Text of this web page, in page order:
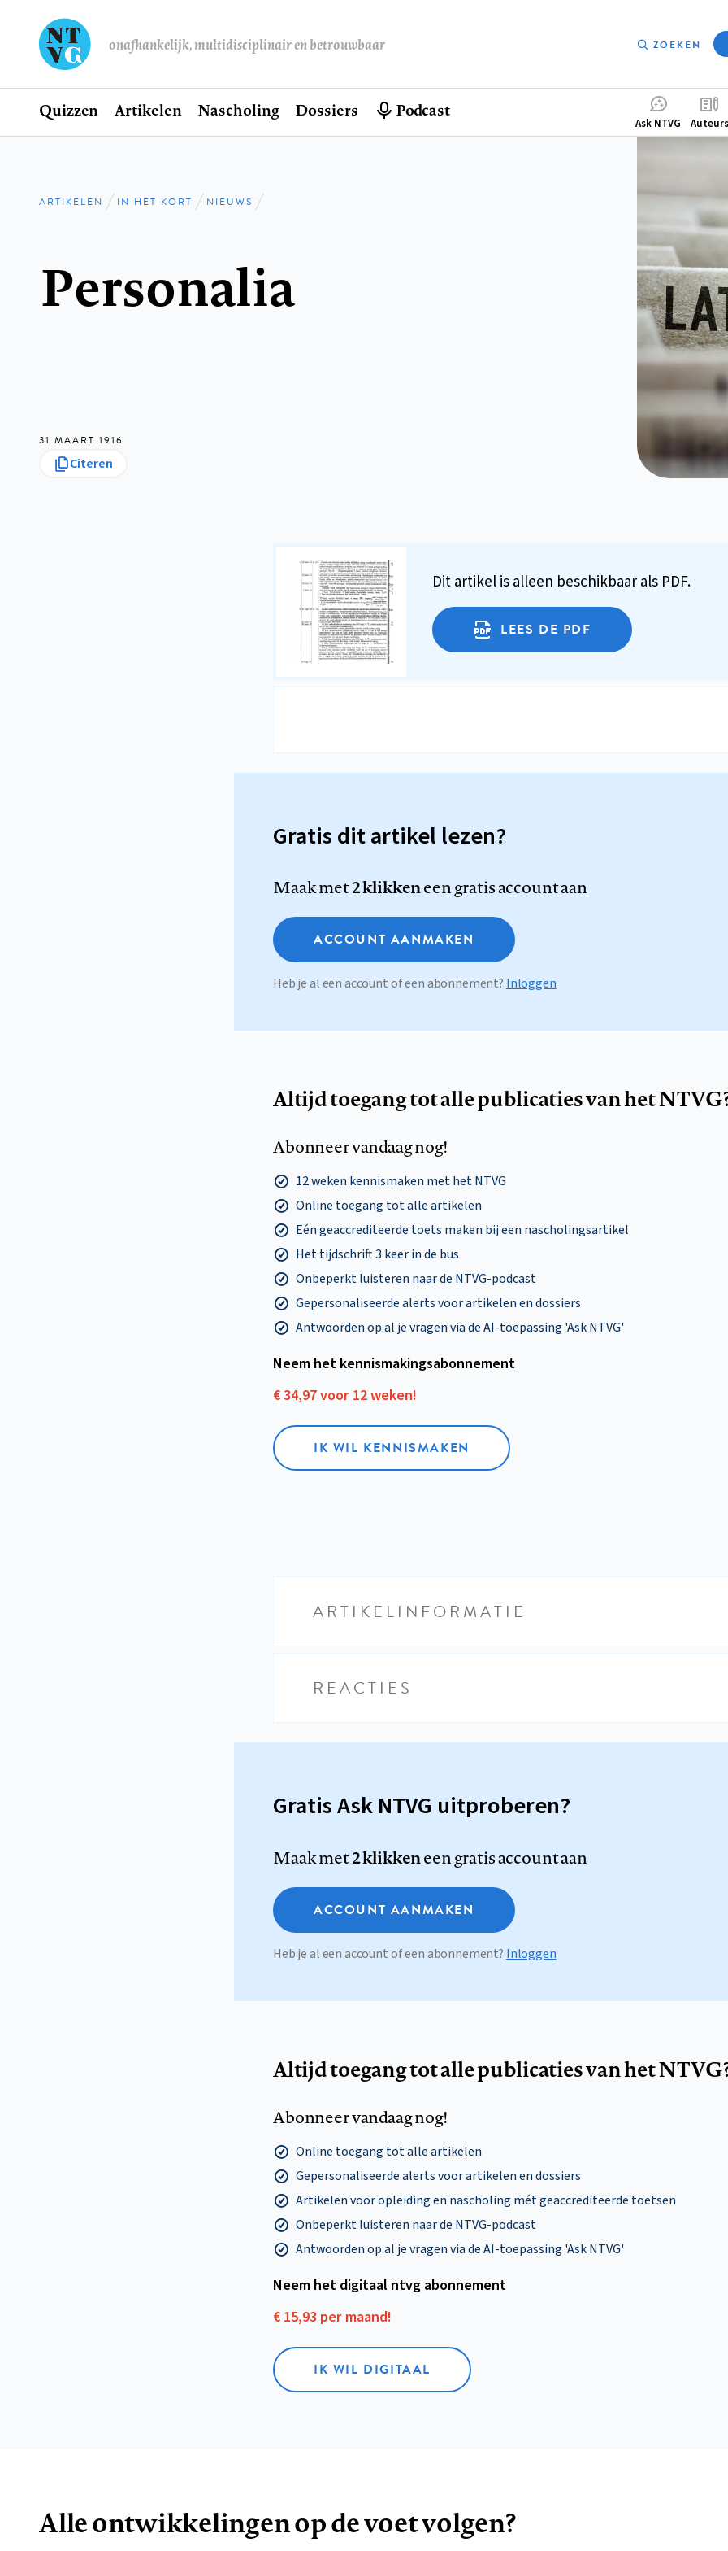
onafhankelijk, multidisciplinair en betrouwbaar ZOEKEN
Hoofdnavigatie
Home
Quizzen Artikelen Nascholing Dossiers Podcast
Ask NTVG Auteurs
Kruimelpad
ARTIKELEN IN HET KORT NIEUWS
Personalia
31 MAART 1916
Citeren
Dit artikel is alleen beschikbaar als PDF.
LEES DE PDF
Gratis dit artikel lezen?
Maak met2 klikkeneen gratis account aan
ACCOUNT AANMAKEN
Heb je al een account of een abonnement? Inloggen
Altijd toegang tot alle publicaties van het
Abonneer vandaag nog!
12 weken kennismaken met het NTVG
Online toegang tot alle artikelen
Eén geaccrediteerde toets maken bij een nascholingsartikel
Het tijdschrift 3 keer in de bus
Onbeperkt luisteren naar de NTVG-podcast
Gepersonaliseerde alerts voor artikelen en dossiers
Antwoorden op al je vragen via de AI-toepassing 'Ask NTVG'
Neem het kennismakings­abonnement
€ 34,97 voor 12 weken!
IK WIL KENNISMAKEN
ARTIKELINFORMATIE
REACTIES
Gratis Ask NTVG uitproberen?
Maak met2 klikkeneen gratis account aan
ACCOUNT AANMAKEN
Heb je al een account of een abonnement? Inloggen
Altijd toegang tot alle publicaties van het
Abonneer vandaag nog!
Online toegang tot alle artikelen
Gepersonaliseerde alerts voor artikelen en dossiers
Artikelen voor opleiding en nascholing mét geaccrediteerde toetsen
Onbeperkt luisteren naar de NTVG-podcast
Antwoorden op al je vragen via de AI-toepassing 'Ask NTVG'
Neem het digitaal ntvg abonnement
€ 15,93 per maand!
IK WIL DIGITAAL
Alle ontwikkelingen op de voet volgen?